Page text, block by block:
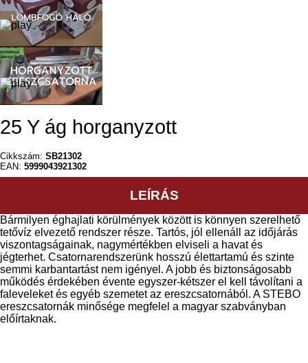
25 Y ág horganyzott
Cikkszám: SB21302
EAN: 5999043921302
LEÍRÁS
Bármilyen éghajlati körülmények között is könnyen szerelhető
tetővíz elvezető rendszer része. Tartós, jól ellenáll az időjárás
viszontagságainak, nagymértékben elviseli a havat és
jégterhet. Csatornarendszerünk hosszú élettartamú és szinte
semmi karbantartást nem igényel. A jobb és biztonságosabb
működés érdekében évente egyszer-kétszer el kell távolítani a
faleveleket és egyéb szemetet az ereszcsatornából. A STEBO
ereszcsatornák minősége megfelel a magyar szabványban
előírtaknak.